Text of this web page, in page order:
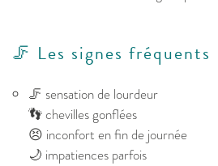
🦵 Les signes fréquents
🦵 sensation de lourdeur
👣 chevilles gonflées
😣 inconfort en fin de journée
🌙 impatiences parfois